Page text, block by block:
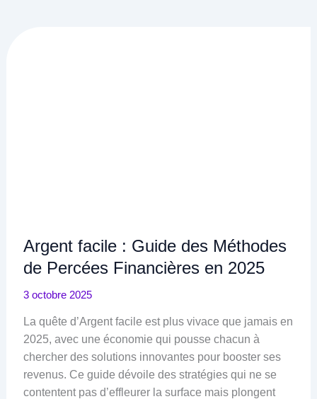
Argent facile : Guide des Méthodes
de Percées Financières en 2025
3 octobre 2025
La quête d’Argent facile est plus vivace que jamais en
2025, avec une économie qui pousse chacun à
chercher des solutions innovantes pour booster ses
revenus. Ce guide dévoile des stratégies qui ne se
contentent pas d’effleurer la surface mais plongent